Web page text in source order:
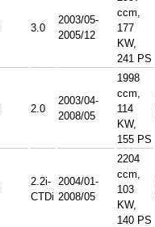
3.0
2003/05-
2005/12
ccm,
177
KW,
241 PS
2.0
2003/04-
2008/05
1998
ccm,
114
KW,
155 PS
2.2i-
CTDi
2004/01-
2008/05
2204
ccm,
103
KW,
140 PS